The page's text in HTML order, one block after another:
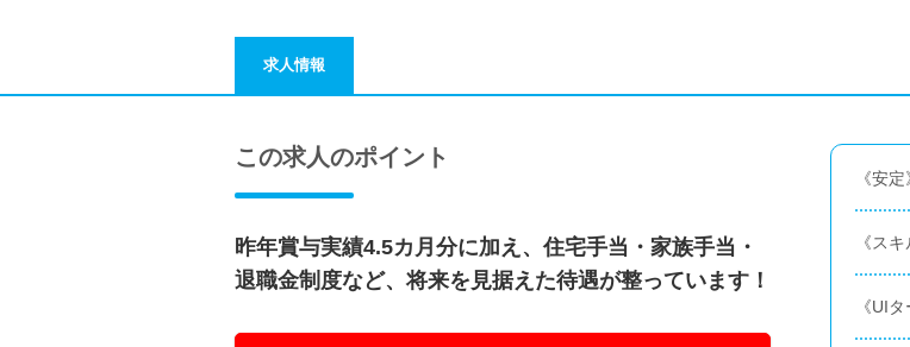
求人情報
この求人のポイント
昨年賞与実績4.5カ月分に加え、住宅手当・家族手当・
退職金制度など、将来を見据えた待遇が整っています！
《安
《ス
《UI